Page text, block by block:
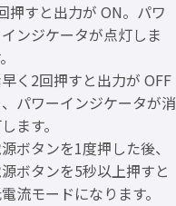
押すと出力が ON。パワ
ンジケータが点灯しま
く2回押すと出力が OFF
、パワーインジケータが消
ます。
ボタンを1度押した後、
ボタンを5秒以上押すと
流モードになります。